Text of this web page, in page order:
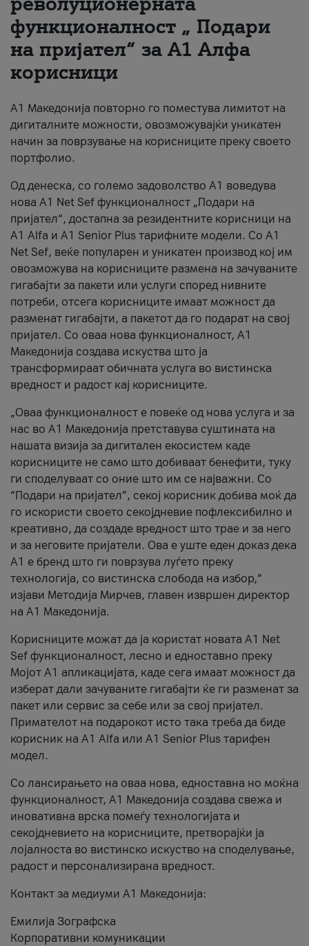
За нас
#ПодобарОнлајн
функционалност „ Подари
на пријател“ за А1 Алфа
корисници
А1 Македонија повторно го поместува лимитот на
дигиталните можности, овозможувајќи уникатен
начин за поврзување на корисниците преку своето
портфолио.
Од денеска, со големо задоволство А1 воведува
нова A1 Net Sef функционалност „Подари на
пријател“, достапна за резидентните корисници на
А1 Alfa и A1 Senior Plus тарифните модели. Со A1
Net Sef, веќе популарен и уникатен производ кој им
овозможува на корисниците размена на зачуваните
гигабајти за пакети или услуги според нивните
потреби, отсега корисниците имаат можност да
разменат гигабајти, а пакетот да го подарат на свој
пријател. Со оваа нова функционалност, А1
Македонија создава искуства што ја
трансформираат обичната услуга во вистинска
вредност и радост кај корисниците.
„Оваа функционалност е повеќе од нова услуга и за
нас во А1 Македонија претставува суштината на
нашата визија за дигитален екосистем каде
корисниците не само што добиваат бенефити, туку
ги споделуваат со оние што им се најважни. Со
“Подари на пријател”, секој корисник добива моќ да
го искористи своето секојдневие пофлексибилно и
креативно, да создаде вредност што трае и за него
и за неговите пријатели. Ова е уште еден доказ дека
А1 е бренд што ги поврзува луѓето преку
технологија, со вистинска слобода на избор,“
изјави Методија Мирчев, главен извршен директор
на А1 Македонија.
Корисниците можат да ја користат новата А1 Net
Sef функционалност, лесно и едноставно преку
Мојот А1 апликацијата, каде сега имаат можност да
изберат дали зачуваните гигабајти ќе ги разменат за
пакет или сервис за себе или за свој пријател.
Примателот на подарокот исто така треба да биде
корисник на А1 Alfa или A1 Senior Plus тарифен
модел.
Со лансирањето на оваа нова, едноставна но моќна
функционалност, А1 Македонија создава свежа и
иновативна врска помеѓу технологијата и
секојдневието на корисниците, претворајќи ја
лојалноста во вистинско искуство на споделување,
радост и персонализирана вредност.
Контакт за медиуми А1 Македонија:
Емилија Зографска
Корпоративни комуникации